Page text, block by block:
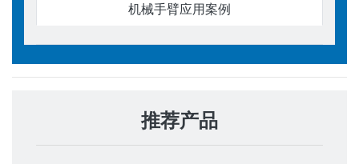
机械手臂应用案例
推荐产品